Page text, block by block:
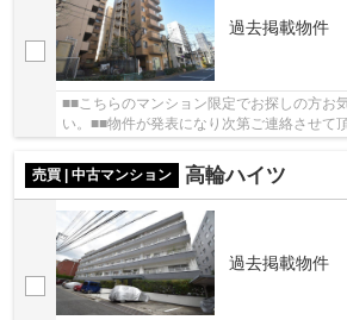
過去掲載物件
■■こちらのマンション限定でお探しの方お
い。■■物件が発表になり次第ご連絡させて
売買 | 中古マンション 高輪ハイツ
過去掲載物件